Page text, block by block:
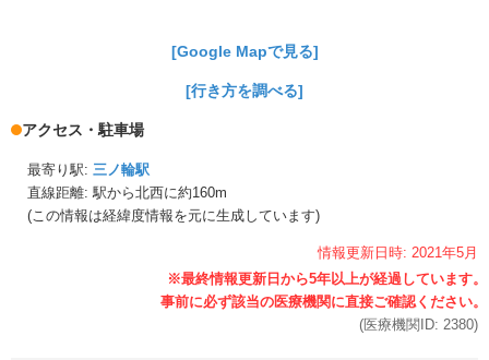
[Google Mapで見る]
[行き方を調べる]
アクセス・駐車場
最寄り駅: 三ノ輪駅
直線距離: 駅から北西に約160m
(この情報は経緯度情報を元に生成しています)
情報更新日時: 2021年5月
(医療機関ID: 2380)